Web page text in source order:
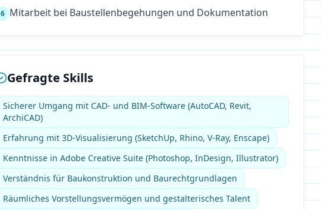
6 Mitarbeit bei Baustellenbegehungen und Dokumentation
Gefragte Skills
Sicherer Umgang mit CAD- und BIM-Software (AutoCAD, Revit,
ArchiCAD)
Erfahrung mit 3D-Visualisierung (SketchUp, Rhino, V-Ray, Enscape)
Kenntnisse in Adobe Creative Suite (Photoshop, InDesign, Illustrator)
Verständnis für Baukonstruktion und Baurechtgrundlagen
Räumliches Vorstellungsvermögen und gestalterisches Talent